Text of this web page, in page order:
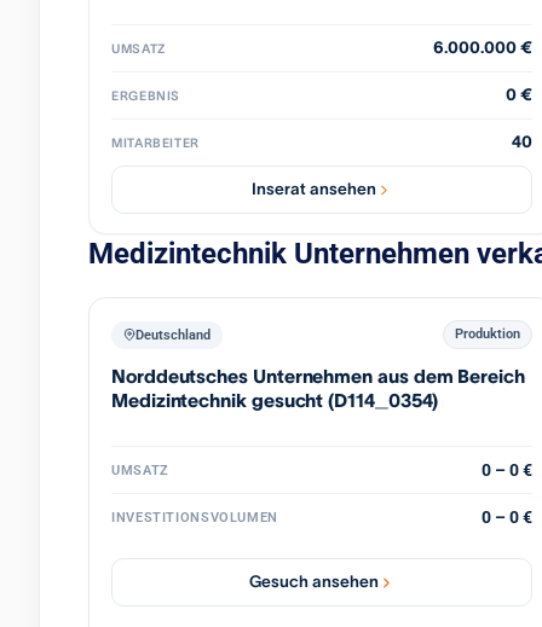
Managementteam und Englisch als Unternehmenssprache,
Nachbearbeitungsdienstleistungen auf dem neuesten Stand
Fähigkeit, anspruchsvolle Industrien wie Maschinenbau,
Energie, Hydraulik, Medizintechnik und das Luxus-
Automobilsegment hochwertig und zuverlässig zu beliefern,
kombiniert mit beträchtlichem Potenzial für operationelle und
Automatisierung und Kapazitätserweiterungen im
UMSATZ 6.000.000 €
ERGEBNIS 0 €
MITARBEITER 40
Inserat ansehen
Medizintechnik Unternehmen
Deutschland Produktion
Norddeutsches Unternehmen aus dem Bereich
Medizintechnik gesucht (D114_0354)
UMSATZ 0 – 0 €
INVESTITIONSVOLUMEN 0 – 0 €
Gesuch ansehen